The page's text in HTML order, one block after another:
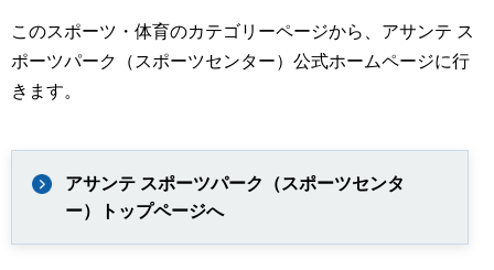
このスポーツ・体育のカテゴリーページから、アサンテ ス
ポーツパーク（スポーツセンター）公式ホームページに行
きます。
アサンテ スポーツパーク（スポーツセンタ
ー）トップページへ